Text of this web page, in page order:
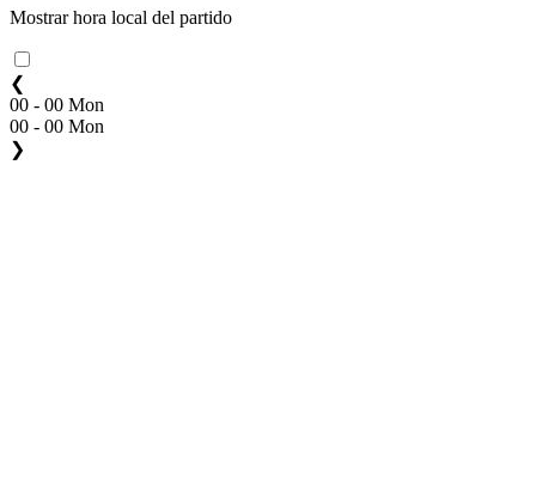
Mostrar hora local del partido
❮
00 - 00 Mon
00 - 00 Mon
❯